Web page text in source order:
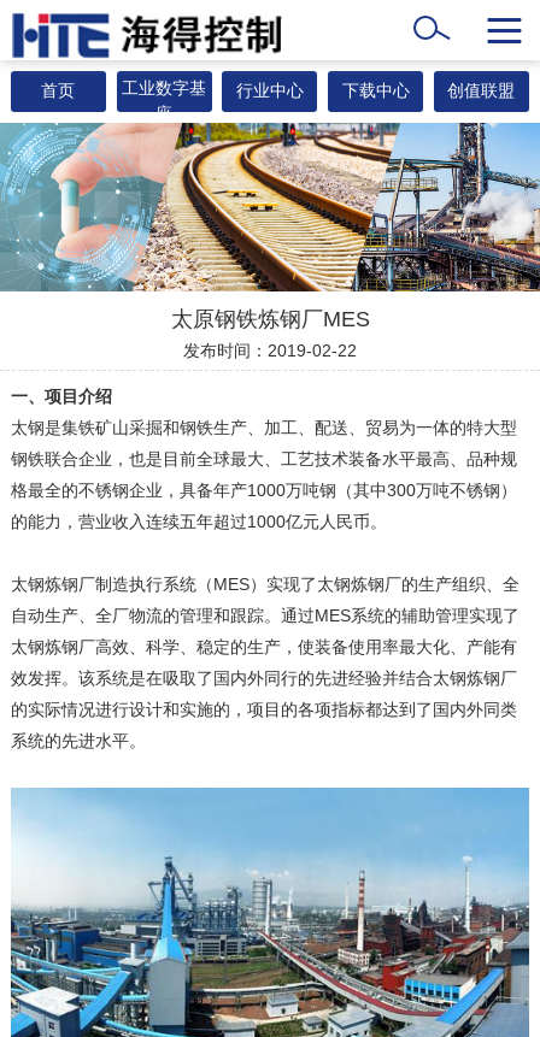
首页
工业数字基
座
行业中心 下载中心 创值联盟
太原钢铁炼钢厂MES
发布时间：2019-02-22
一、项目介绍
太钢是集铁矿山采掘和钢铁生产、加工、配送、贸易为一体的特大型
钢铁联合企业，也是目前全球最大、工艺技术装备水平最高、品种规
格最全的不锈钢企业，具备年产1000万吨钢（其中300万吨不锈钢）
的能力，营业收入连续五年超过1000亿元人民币。
太钢炼钢厂制造执行系统（MES）实现了太钢炼钢厂的生产组织、全
自动生产、全厂物流的管理和跟踪。通过MES系统的辅助管理实现了
太钢炼钢厂高效、科学、稳定的生产，使装备使用率最大化、产能有
效发挥。该系统是在吸取了国内外同行的先进经验并结合太钢炼钢厂
的实际情况进行设计和实施的，项目的各项指标都达到了国内外同类
系统的先进水平。